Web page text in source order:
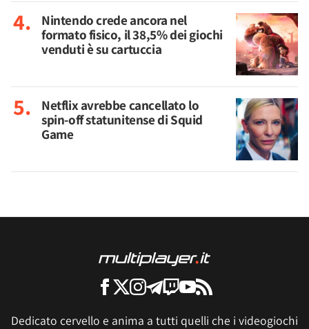
Nintendo crede ancora nel
formato fisico, il 38,5% dei giochi
venduti è su cartuccia
Netflix avrebbe cancellato lo
spin-off statunitense di Squid
Game
Dedicato cervello e anima a tutti quelli che i videogiochi